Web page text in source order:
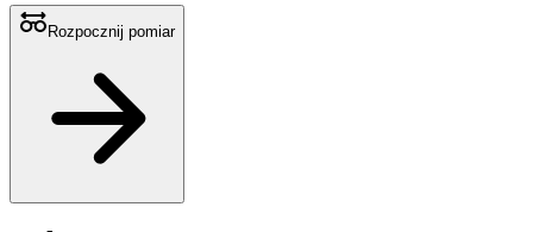
Rozpocznij pomiar